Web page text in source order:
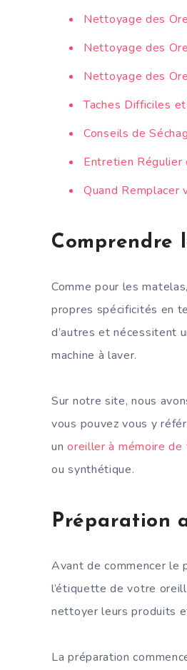
Nettoyage des
Nettoyage des
Nettoyage des
Taches Difficiles
Conseils de
Entretien
Quand Remplacer
Comprendre
Comme pour les
propres spécificités en
d’autres et nécessitent
machine à laver.
Sur notre site, nous
vous pouvez vous y
unoreiller à mémoire de
ou synthétique.
Préparation
Avant de commencer
l’étiquette de votre
nettoyer leurs produits
La préparation